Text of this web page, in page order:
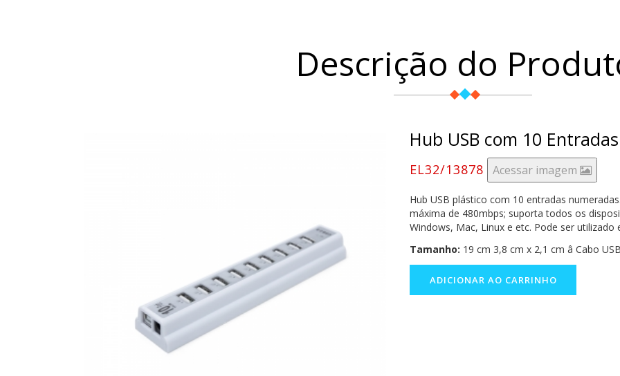
Descrição do
Hub USB com 10 Entradas
EL32/13878 Acessar imagem
Hub USB plástico com 10 entradas
máxima de 480mbps; suporta todos os
Windows, Mac, Linux e etc. Pode ser
Tamanho: 19 cm 3,8 cm x 2,1 cm â Cabo